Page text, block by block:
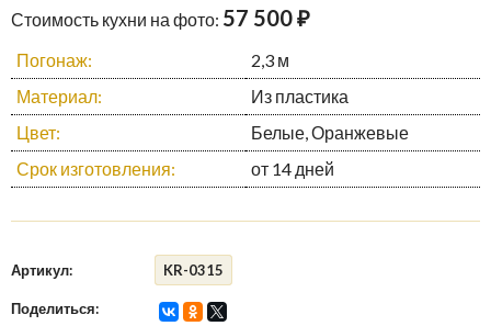
Стоимость кухни на фото: 57 500 ₽
Погонаж:
2,3 м
Материал:
Из пластика
Цвет:
Белые, Оранжевые
Срок изготовления:
от 14 дней
Артикул: KR-0315
Поделиться: